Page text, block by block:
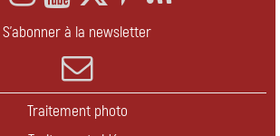
S'abonner à la newsletter
Traitement photo